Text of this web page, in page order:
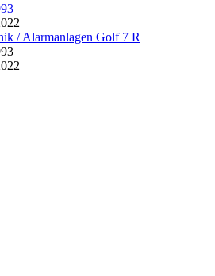
/ Alarmanlagen Golf 7 R